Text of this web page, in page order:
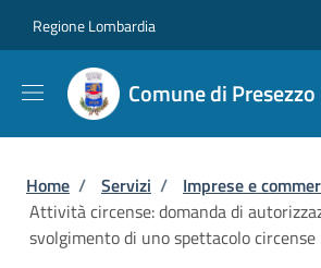
Regione Lombardia
Comune di Presezzo
Briciole di pane
Home / Servizi / Imprese e
Attività circense: domanda di
svolgimento di uno spettacolo circense